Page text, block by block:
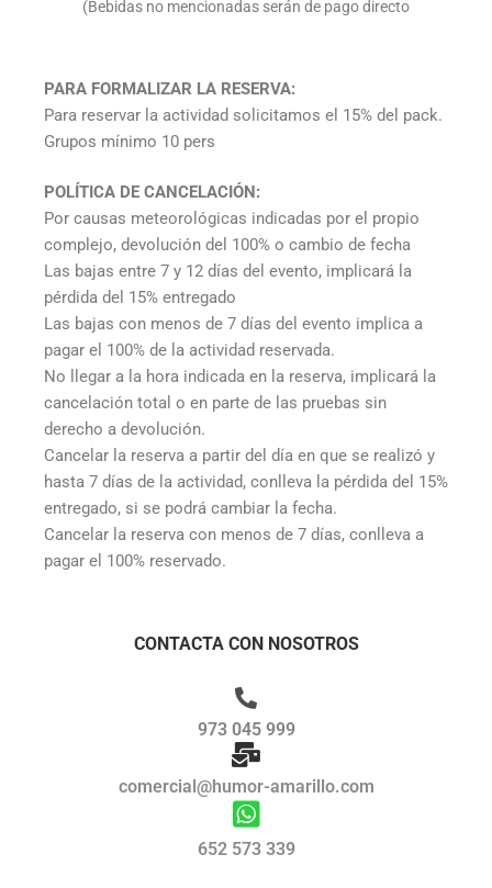
(Bebidas no mencionadas serán de pago directo
PARA FORMALIZAR LA RESERVA:
Para reservar la actividad solicitamos el 15% del pack.
Grupos mínimo 10 pers
POLÍTICA DE CANCELACIÓN:
Por causas meteorológicas indicadas por el propio
complejo, devolución del 100% o cambio de fecha
Las bajas entre 7 y 12 días del evento, implicará la
pérdida del 15% entregado
Las bajas con menos de 7 días del evento implica a
pagar el 100% de la actividad reservada.
No llegar a la hora indicada en la reserva, implicará la
cancelación total o en parte de las pruebas sin
derecho a devolución.
Cancelar la reserva a partir del día en que se realizó y
hasta 7 días de la actividad, conlleva la pérdida del 15%
entregado, si se podrá cambiar la fecha.
Cancelar la reserva con menos de 7 días, conlleva a
pagar el 100% reservado.
CONTACTA CON NOSOTROS
973 045 999
comercial@humor-amarillo.com
652 573 339